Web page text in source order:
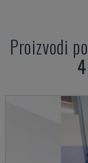
Proizvodi